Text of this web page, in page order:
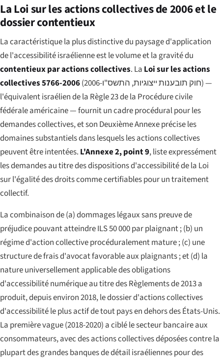
La Loi sur les actions collectives de 2006 et le
dossier contentieux
La caractéristique la plus distinctive du paysage d'application
de l'accessibilité israélienne est le volume et la gravité du
contentieux par actions collectives. La Loi sur les actions
collectives 5766-2006( חוק תובענות ייצוגיות, התשס"ו-2006) —
l'équivalent israélien de la Règle 23 de la Procédure civile
fédérale américaine — fournit un cadre procédural pour les
demandes collectives, et son Deuxième Annexe précise les
domaines substantiels dans lesquels les actions collectives
peuvent être intentées. L'Annexe 2, point 9, liste expressément
les demandes au titre des dispositions d'accessibilité de la Loi
sur l'égalité des droits comme certifiables pour un traitement
collectif.
La combinaison de (a) dommages légaux sans preuve de
préjudice pouvant atteindre ILS 50 000 par plaignant ; (b) un
régime d'action collective procéduralement mature ; (c) une
structure de frais d'avocat favorable aux plaignants ; et (d) la
nature universellement applicable des obligations
d'accessibilité numérique au titre des Règlements de 2013 a
produit, depuis environ 2018, le dossier d'actions collectives
d'accessibilité le plus actif de tout pays en dehors des États-Unis.
La première vague (2018-2020) a ciblé le secteur bancaire aux
consommateurs, avec des actions collectives déposées contre la
plupart des grandes banques de détail israéliennes pour des